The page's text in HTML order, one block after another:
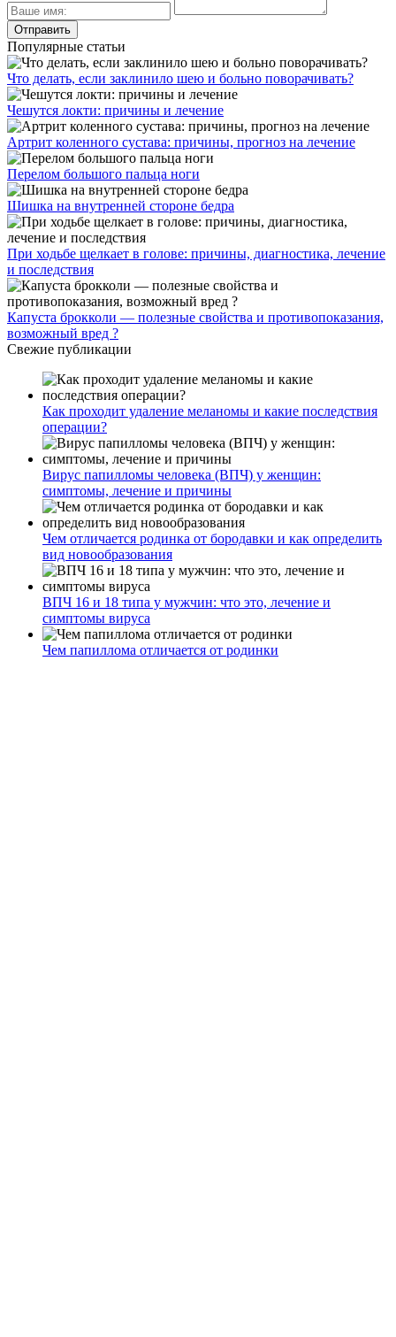
Популярные статьи
Что делать, если заклинило шею и больно поворачивать?
Чешутся локти: причины и лечение
Артрит коленного сустава: причины, прогноз на лечение
Перелом большого пальца ноги
Шишка на внутренней стороне бедра
При ходьбе щелкает в голове: причины, диагностика, лечение
и последствия
Капуста брокколи — полезные свойства и противопоказания,
возможный вред ?
Свежие публикации
Как проходит удаление меланомы и какие последствия
операции?
Вирус папилломы человека (ВПЧ) у женщин:
симптомы, лечение и причины
Чем отличается родинка от бородавки и как определить
вид новообразования
ВПЧ 16 и 18 типа у мужчин: что это, лечение и
симптомы вируса
Чем папиллома отличается от родинки